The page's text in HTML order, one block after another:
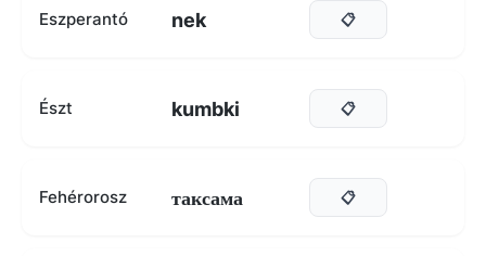
Eszperantó nek 📋
Észt kumbki 📋
Fehérorosz таксама 📋